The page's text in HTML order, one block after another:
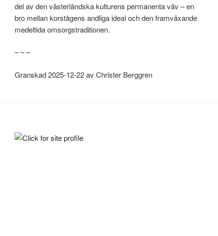
del av den västerländska kulturens permanenta väv – en
bro mellan korstågens andliga ideal och den framväxande
medeltida omsorgstraditionen.
– – –
Granskad 2025-12-22 av Christer Berggren